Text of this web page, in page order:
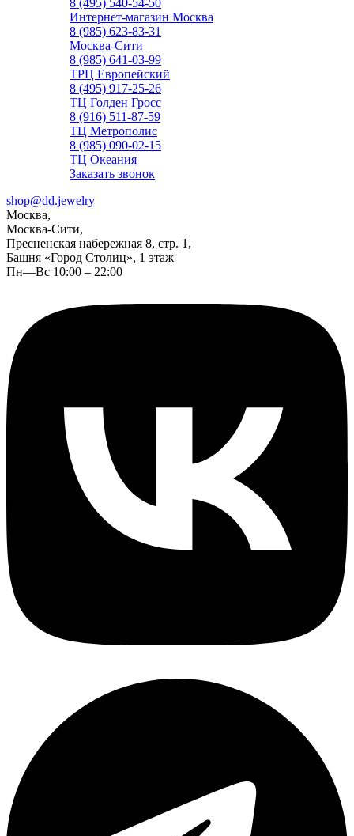
8 (495) 540-54-50
Интернет-магазин Москва
8 (985) 623-83-31
Москва-Сити
8 (985) 641-03-99
ТРЦ Европейский
8 (495) 917-25-26
ТЦ Голден Гросс
8 (916) 511-87-59
ТЦ Метрополис
8 (985) 090-02-15
ТЦ Океания
Заказать звонок
shop@dd.jewelry
Москва,
Москва-Сити,
Пресненская набережная 8, стр. 1,
Башня «Город Столиц», 1 этаж
Пн—Вс 10:00 – 22:00